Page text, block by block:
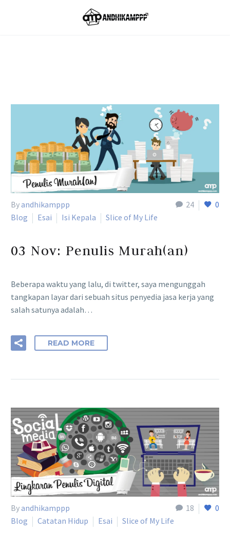
Home Tag
24 0
Byandhikamppp
Blog
Esai Isi Kepala Slice of My Life
03 Nov: Penulis Murah(an)
Beberapa waktu yang lalu, di twitter, saya mengunggah
tangkapan layar dari sebuah situs penyedia jasa kerja yang
salah satunya adalah…
READ MORE
18 0
Byandhikamppp
Blog
Catatan Hidup Esai Slice of My Life